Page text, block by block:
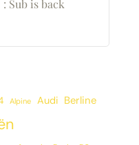
Sub is back
Alpine Audi Berline